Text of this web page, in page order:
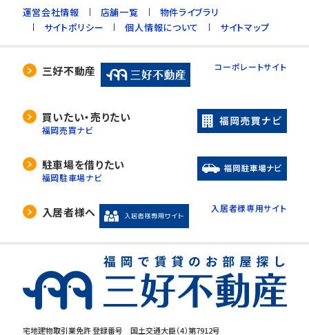
宅地建物取引業免許 登録番号 国土交通大臣（4）第7912号
運営会社情報 店舗一覧
物件ライブラリ
サイトポリシー
個人情報について サイトマップ
三好不動産 コーポレートサイト
買いたい・売りたい
福岡売買ナビ
駐車場を借りたい
福岡駐車場ナビ
入居者様へ 入居者様専用サイト